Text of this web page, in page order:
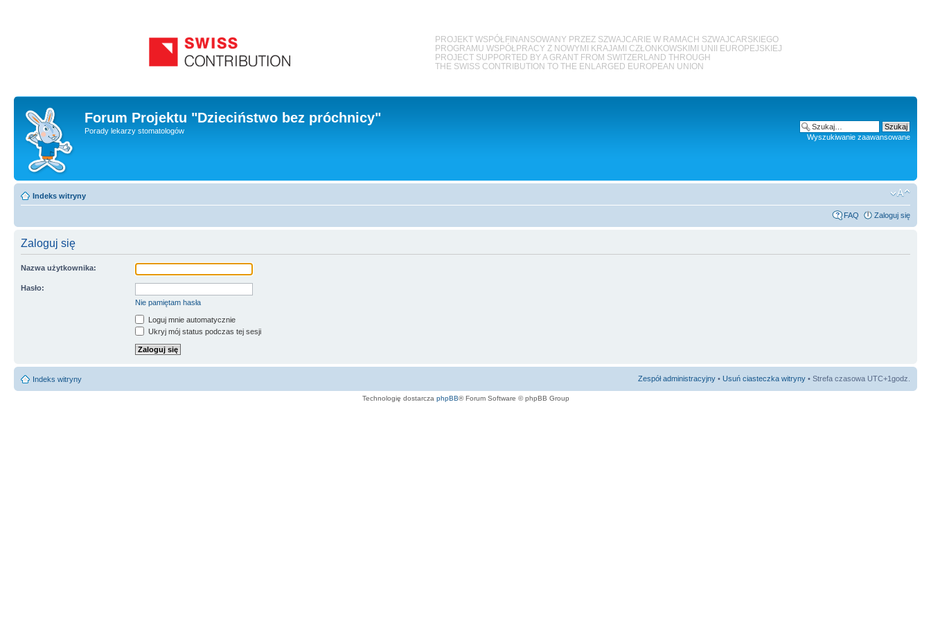
PROJEKT WSPÓŁFINANSOWANY PRZEZ SZWAJCARIE W RAMACH SZWAJCARSKIEGO
PROGRAMU WSPÓŁPRACY Z NOWYMI KRAJAMI CZŁONKOWSKIMI UNII EUROPEJSKIEJ
PROJECT SUPPORTED BY A GRANT FROM SWITZERLAND THROUGH
THE SWISS CONTRIBUTION TO THE ENLARGED EUROPEAN UNION
Forum Projektu "Dzieciństwo bez próchnicy"
Porady lekarzy stomatologów
Wyszukiwanie zaawansowane
Indeks witryny
FAQ Zaloguj się
Zaloguj się
Nazwa użytkownika:
Hasło:
Nie pamiętam hasła
Loguj mnie automatycznie
Ukryj mój status podczas tej sesji
Indeks witryny Zespół administracyjny • Usuń ciasteczka witryny • Strefa czasowa UTC+1godz.
Technologię dostarcza phpBB® Forum Software © phpBB Group